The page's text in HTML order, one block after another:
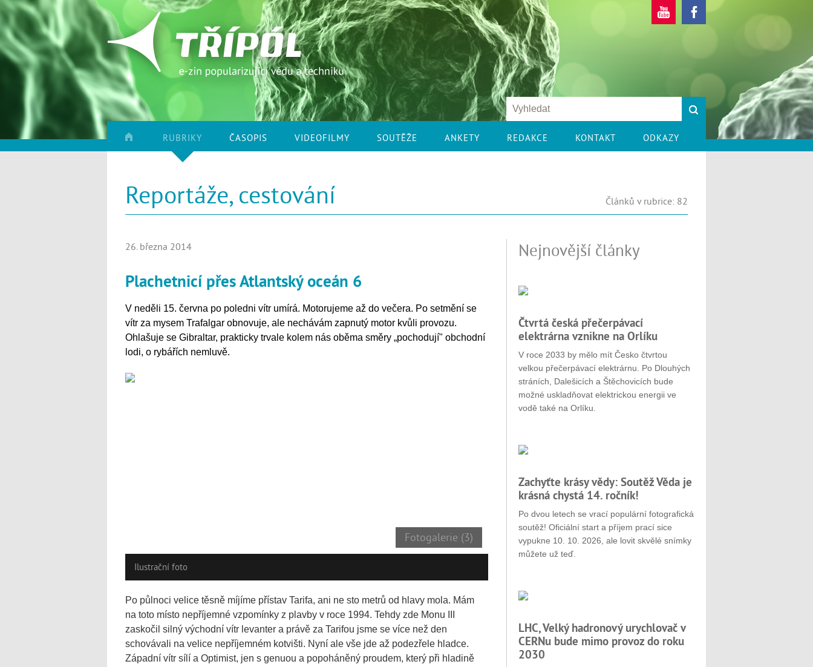
RUBRIKY ČASOPIS VIDEOFILMY SOUTĚŽE ANKETY REDAKCE KONTAKT ODKAZY
Reportáže, cestování Článků v rubrice: 82
26. března 2014
Plachetnicí přes Atlantský oceán 6
V neděli 15. června po poledni vítr umírá. Motorujeme až do večera. Po setmění se
vítr za mysem Trafalgar obnovuje, ale nechávám zapnutý motor kvůli provozu.
Ohlašuje se Gibraltar, prakticky trvale kolem nás oběma směry „pochodují" obchodní
lodi, o rybářích nemluvě.
Fotogalerie (3)
Ilustrační foto
Po půlnoci velice těsně míjíme přístav Tarifa, ani ne sto metrů od hlavy mola. Mám
na toto místo nepříjemné vzpomínky z plavby v roce 1994. Tehdy zde Monu III
zaskočil silný východní vítr levanter a právě za Tarifou jsme se více než den
schovávali na velice nepříjemném kotvišti. Nyní ale vše jde až podezřele hladce.
Západní vítr sílí a Optimist, jen s genuou a popoháněný proudem, který při hladině
Nejnovější články
Čtvrtá česká přečerpávací
elektrárna vznikne na Orlíku
V roce 2033 by mělo mít Česko čtvrtou
velkou přečerpávací elektrárnu. Po Dlouhých
stráních, Dalešicích a Štěchovicích bude
možné uskladňovat elektrickou energii ve
vodě také na Orlíku.
Zachyťte krásy vědy: Soutěž Věda je
krásná chystá 14. ročník!
Po dvou letech se vrací populární fotografická
soutěž! Oficiální start a příjem prací sice
vypukne 10. 10. 2026, ale lovit skvělé snímky
můžete už teď.
LHC, Velký hadronový urychlovač v
CERNu bude mimo provoz do roku
2030